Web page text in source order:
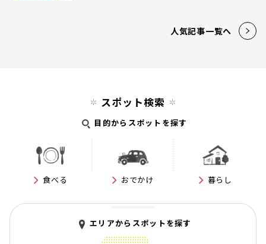
人気記事一覧へ
スポット検索
目的からスポットを探す
食べる おでかけ 暮らし
エリアからスポットを探す